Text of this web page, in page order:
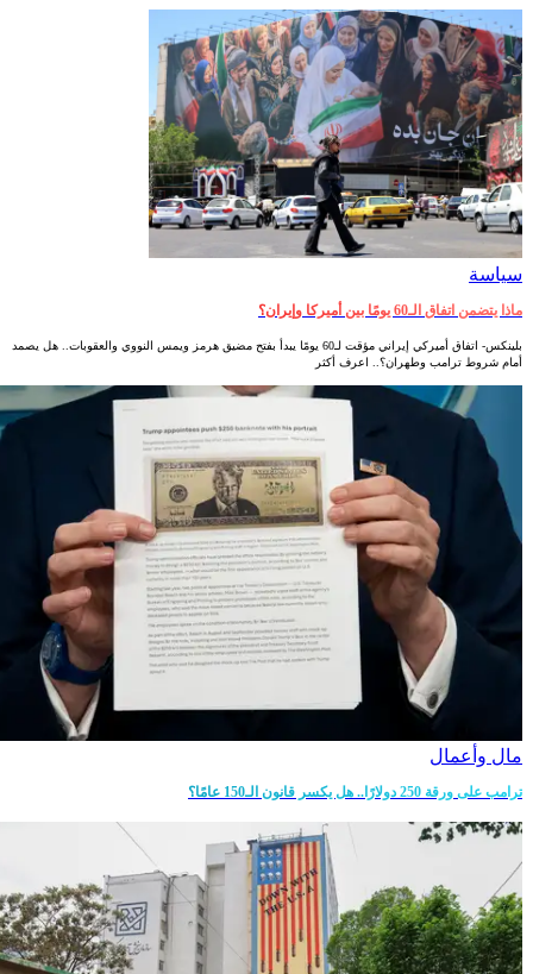
سياسة
ماذا يتضمن اتفاق الـ60 يومًا بين أميركا وإيران؟
بلينكس- اتفاق أميركي إيراني مؤقت لـ60 يومًا يبدأ بفتح مضيق هرمز ويمس النووي والعقوبات.. هل يصمد
أمام شروط ترامب وطهران؟.. اعرف أكثر
مال وأعمال
ترامب على ورقة 250 دولارًا.. هل يكسر قانون الـ150 عامًا؟